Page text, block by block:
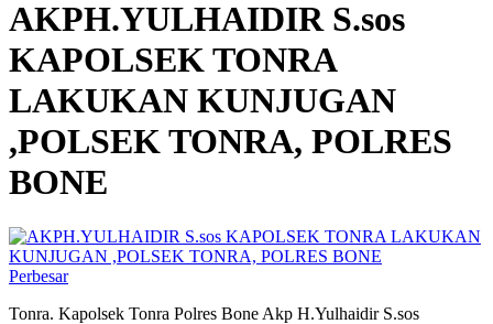
AKPH.YULHAIDIR S.sos
KAPOLSEK TONRA
LAKUKAN KUNJUGAN
,POLSEK TONRA, POLRES
BONE
Perbesar
Tonra. Kapolsek Tonra Polres Bone Akp H.Yulhaidir S.sos